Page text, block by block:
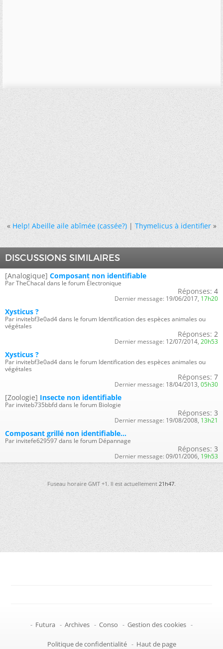
« Help! Abeille aile abîmée (cassée?)|Thymelicus à identifier »
DISCUSSIONS SIMILAIRES
[Analogique] Composant non identifiable
Par TheChacal dans le forum Électronique
Réponses: 4
Dernier message: 19/06/2017, 17h20
Xysticus ?
Par invitebf3e0ad4 dans le forum Identification des espèces animales ou
végétales
Réponses: 2
Dernier message: 12/07/2014, 20h53
Xysticus ?
Par invitebf3e0ad4 dans le forum Identification des espèces animales ou
végétales
Réponses: 7
Dernier message: 18/04/2013, 05h30
[Zoologie] Insecte non identifiable
Par inviteb735bbfd dans le forum Biologie
Réponses: 3
Dernier message: 19/08/2008, 13h21
Composant grillé non identifiable...
Par invitefe629597 dans le forum Dépannage
Réponses: 3
Dernier message: 09/01/2006, 19h53
Fuseau horaire GMT +1. Il est actuellement21h47.
- Futura - Archives - Conso - Gestion des cookies -
Politique de confidentialité - Haut de page